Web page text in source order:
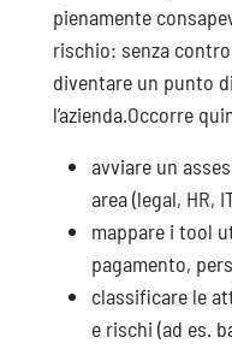
pienamente
rischio: senza
diventare un punto
l’azienda.Occorre
avviare un
area (legal, HR,
mappare i tool
pagamento,
classificare le
e rischi (ad es.